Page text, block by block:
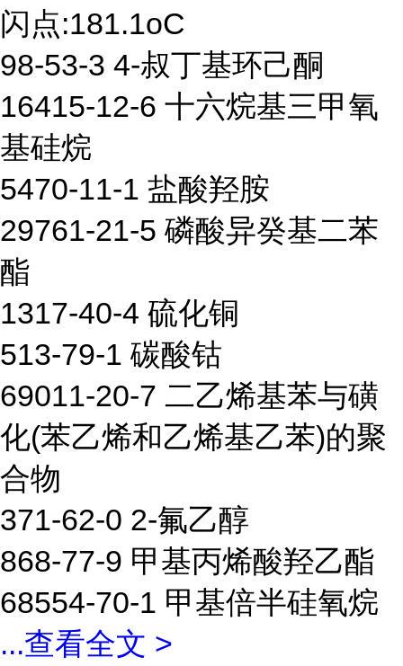
闪点:181.1oC
98-53-3 4-叔丁基环己酮
16415-12-6 十六烷基三甲氧
基硅烷
5470-11-1 盐酸羟胺
29761-21-5 磷酸异癸基二苯
酯
1317-40-4 硫化铜
513-79-1 碳酸钴
69011-20-7 二乙烯基苯与磺
化(苯乙烯和乙烯基乙苯)的聚
合物
371-62-0 2-氟乙醇
868-77-9 甲基丙烯酸羟乙酯
68554-70-1 甲基倍半硅氧烷
...查看全文 >